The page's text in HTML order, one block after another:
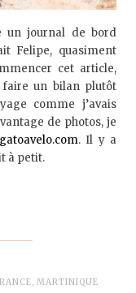
un journal de bord
Felipe, quasiment
cet article,
faire un bilan plutôt
comme j’avais
de photos, je
gatoavelo.com. Il y a
à petit.
,MARTINIQUE